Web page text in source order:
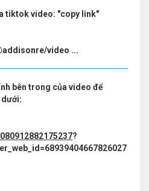
tiktok video: "copy link"
video ...
bên trong của video để
dưới:
?